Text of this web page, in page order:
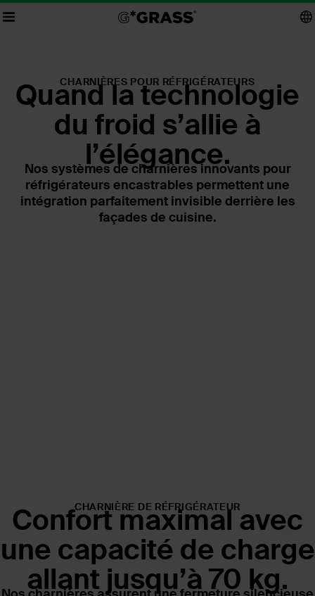
CHARNIÈRES POUR RÉFRIGÉRATEURS
Quand la technologie
du froid s’allie à
l’élégance.
Nos systèmes de charnières innovants pour
réfrigérateurs encastrables permettent une
intégration parfaitement invisible derrière les
façades de cuisine.
CHARNIÈRE DE RÉFRIGÉRATEUR
Confort maximalavec
une capacité de charge
allant jusqu’à 70 kg.